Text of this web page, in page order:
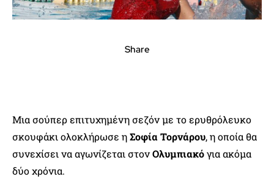
Share
Μια σούπερ επιτυχημένη σεζόν με το ερυθρόλευκο
σκουφάκι ολοκλήρωσε ηΣοφία Τορνάρου, η οποία θα
συνεχίσει να αγωνίζεται στονΟλυμπιακόγια ακόμα
δύο χρόνια.